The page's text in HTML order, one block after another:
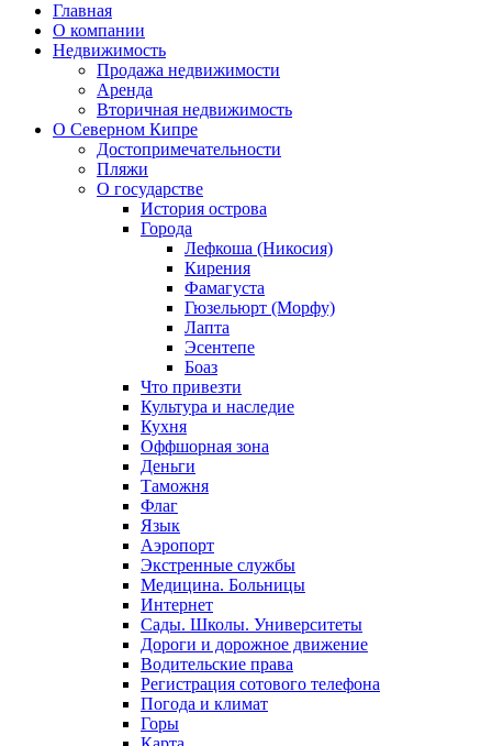
Главная
О компании
Недвижимость
Продажа недвижимости
Аренда
Вторичная недвижимость
О Северном Кипре
Достопримечательности
Пляжи
О государстве
История острова
Города
Лефкоша (Никосия)
Кирения
Фамагуста
Гюзельюрт (Морфу)
Лапта
Эсентепе
Боаз
Что привезти
Культура и наследие
Кухня
Оффшорная зона
Деньги
Таможня
Флаг
Язык
Аэропорт
Экстренные службы
Медицина. Больницы
Интернет
Сады. Школы. Университеты
Дороги и дорожное движение
Водительские права
Регистрация сотового телефона
Погода и климат
Горы